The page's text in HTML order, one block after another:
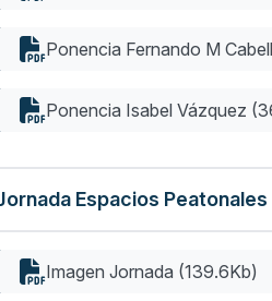
Ponencia Fernando M
Ponencia Isabel Vázquez
Espacios
Imagen Jornada (139.6Kb)